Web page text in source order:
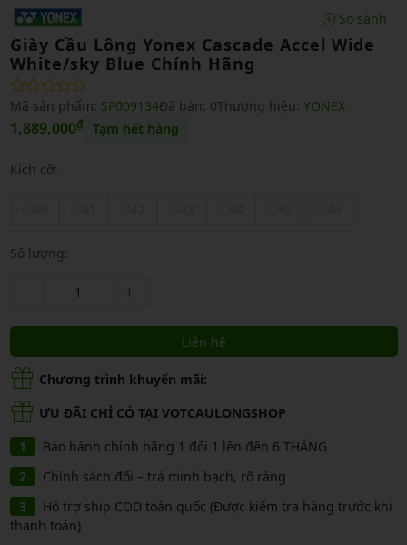
So sánh
Giày Cầu Lông Yonex Cascade Accel Wide
White/sky Blue Chính Hãng
Mã sản phẩm: SP009134Đã bán: 0Thương hiệu: YONEX
1,889,000₫ Tạm hết hàng
Kích cỡ:
Số lượng:
Liên hệ
Chương trình khuyến mãi:
ƯU ĐÃI CHỈ CÓ TẠI VOTCAULONGSHOP
Bảo hành chính hãng 1 đổi 1 lên đến 6 THÁNG
Chính sách đổi – trả minh bạch, rõ ràng
Hỗ trợ ship COD toàn quốc (Được kiểm tra hàng trước khi
thanh toán)